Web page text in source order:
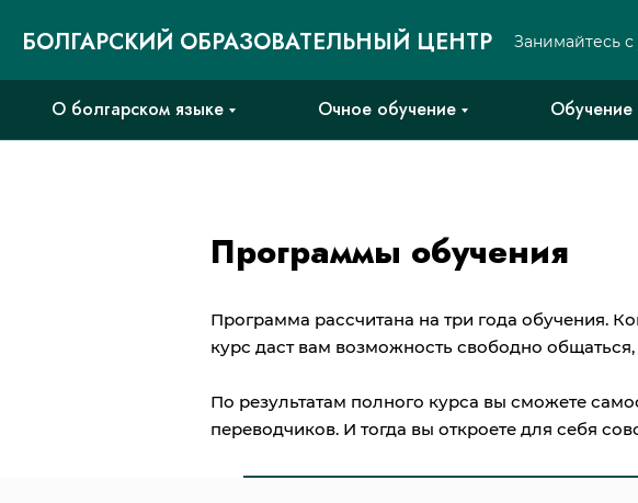
БОЛГАРСКИЙ ОБРАЗОВАТЕЛЬНЫЙ ЦЕНТР Занимайтесь
О болгарском языке Очное обучение
Программы обучения
Программа рассчитана на три года обучения.
курс даст вам возможность свободно
По результатам полного курса вы сможете
переводчиков. И тогда вы откроете для себя